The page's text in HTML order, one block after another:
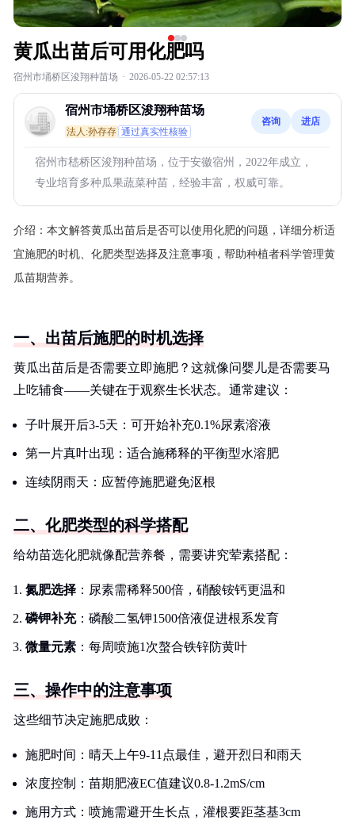
黄瓜出苗后可用化肥吗
宿州市埇桥区浚翔种苗场 · 2026-05-22 02:57:13
宿州市埇桥区浚翔种苗场
法人:孙存存 通过真实性核验
咨询 进店
宿州市嵇桥区浚翔种苗场，位于安徽宿州，2022年成立，
专业培育多种瓜果蔬菜种苗，经验丰富，权威可靠。
介绍： 本文解答黄瓜出苗后是否可以使用化肥的问题，详细分析适
宜施肥的时机、化肥类型选择及注意事项，帮助种植者科学管理黄
瓜苗期营养。
一、出苗后施肥的时机选择
黄瓜出苗后是否需要立即施肥？这就像问婴儿是否需要马
上吃辅食——关键在于观察生长状态。通常建议：
子叶展开后3-5天：可开始补充0.1%尿素溶液
第一片真叶出现：适合施稀释的平衡型水溶肥
连续阴雨天：应暂停施肥避免沤根
二、化肥类型的科学搭配
给幼苗选化肥就像配营养餐，需要讲究荤素搭配：
氮肥选择 ：尿素需稀释500倍，硝酸铵钙更温和
磷钾补充：磷酸二氢钾1500倍液促进根系发育
微量元素 ：每周喷施1次螯合铁锌防黄叶
三、操作中的注意事项
这些细节决定施肥成败：
施肥时间：晴天上午9-11点最佳，避开烈日和雨天
浓度控制：苗期肥液EC值建议0.8-1.2mS/cm
施用方式：喷施需避开生长点，灌根要距茎基3cm